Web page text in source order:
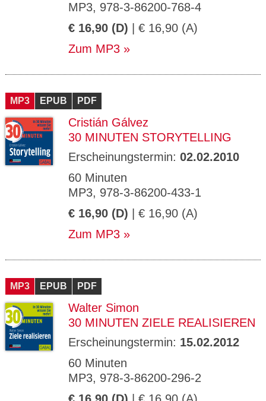
MP3, 978-3-86200-768-4
€ 16,90 (D) | € 16,90 (A)
Zum MP3
MP3 EPUB PDF
Cristián Gálvez
30 MINUTEN STORYTELLING
Erscheinungstermin: 02.02.2010
60 Minuten
MP3, 978-3-86200-433-1
€ 16,90 (D) | € 16,90 (A)
Zum MP3
MP3 EPUB PDF
Walter Simon
30 MINUTEN ZIELE REALISIEREN
Erscheinungstermin: 15.02.2012
60 Minuten
MP3, 978-3-86200-296-2